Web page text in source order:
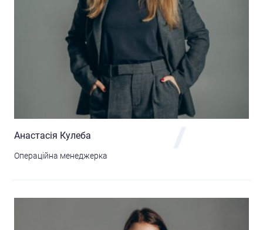
Анастасія Кулеба
Операційна менеджерка